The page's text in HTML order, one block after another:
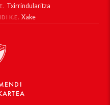
Txirrindularitza
K.E. Xake